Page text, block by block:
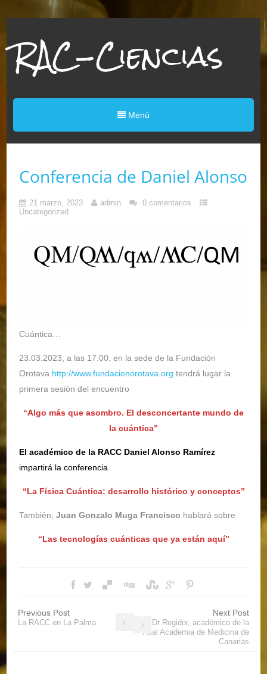
RAC-Ciencias
Menú
Conferencia de Daniel Alonso
21 marzo, 2023 admin
0 comentarios
Uncategorized
Cuántica…
23.03.2023, a las 17:00, en la sede de la Fundación
Orotava http://www.fundacionorotava.org tendrá lugar la
primera sesión del encuentro
“Algo más que asombro. El desconcertante mundo de
la cuántica”
El académico de la RACC Daniel Alonso Ramírez
impartirá la conferencia
“La Física Cuántica: desarrollo histórico y conceptos”
También, Juan Gonzalo Muga Francisco hablará sobre
“Las tecnologías cuánticas que ya están aquí”
Previous Post
La RACC en La Palma
Next Post
El Dr Regidor, académico de la
Real Academia de Medicina de
Canarias